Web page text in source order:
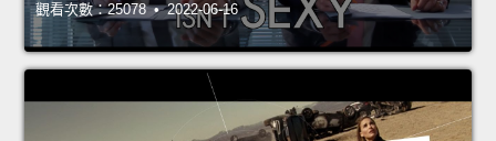
觀看次數：25078 • 2022-06-16